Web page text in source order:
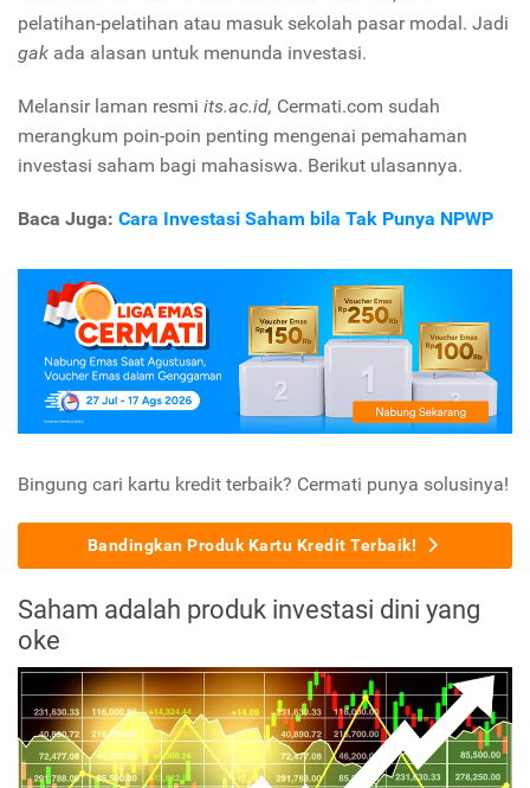
pelatihan-pelatihan atau masuk sekolah pasar modal. Jadi
gak ada alasan untuk menunda investasi.
Melansir laman resmi its.ac.id, Cermati.com sudah
merangkum poin-poin penting mengenai pemahaman
investasi saham bagi mahasiswa. Berikut ulasannya.
Baca Juga: Cara Investasi Saham bila Tak Punya NPWP
Bingung cari kartu kredit terbaik? Cermati punya solusinya!
Bandingkan Produk Kartu Kredit Terbaik!
Saham adalah produk investasi dini yang
oke